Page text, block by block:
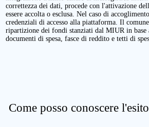
correttezza dei dati, procede con l'attivazione
essere accolta o esclusa. Nel caso di
credenziali di accesso alla piattaforma. Il
ripartizione dei fondi stanziati dal MIUR in
documenti di spesa, fasce di reddito e tetti di
Come posso conoscere